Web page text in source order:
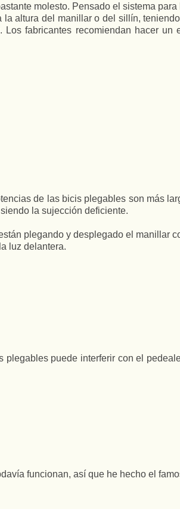
molesto. Pensado el sistema
altura del manillar o del sillín,
fabricantes recomiendan hacer
de las bicis plegables son más
la sujección deficiente.
plegando y desplegado el manillar
luz delantera.
puede interferir con el
funcionan, así que he hecho el